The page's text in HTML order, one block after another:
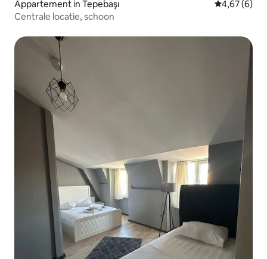
Appartement in Tepebaşı Gemiddelde
4,67 (6)
Centrale locatie, schoon